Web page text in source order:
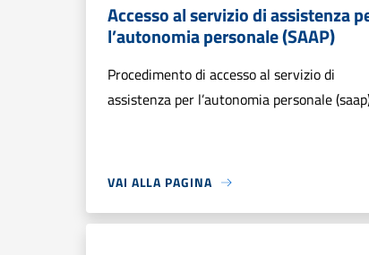
Accesso al servizio di assistenza
l’autonomia personale (SAAP)
Procedimento di accesso al servizio di
assistenza per l’autonomia personale
VAI ALLA PAGINA